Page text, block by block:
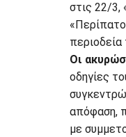
στις 22/3,
Οι
οδηγίες
απόφαση,
με